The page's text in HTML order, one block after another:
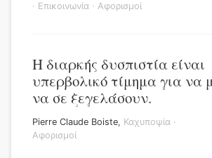
· Επικοινωνία · Αφορισμοί
Η διαρκής δυσπιστία είναι
υπερβολικό τίμημα για να
να σε ξεγελάσουν.
Pierre Claude Boiste, Καχυποψία ·
Αφορισμοί